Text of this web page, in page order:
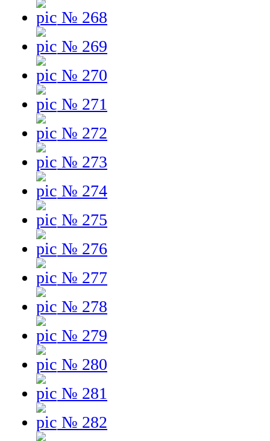
№ 268
№ 269
№ 270
№ 271
№ 272
№ 273
№ 274
№ 275
№ 276
№ 277
№ 278
№ 279
№ 280
№ 281
№ 282